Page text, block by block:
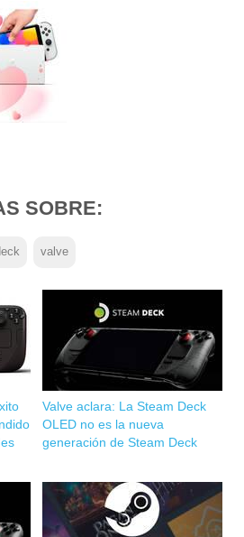
SOBRE:
valve
Valve aclara: La Steam Deck
OLED no es la nueva
generación de Steam Deck